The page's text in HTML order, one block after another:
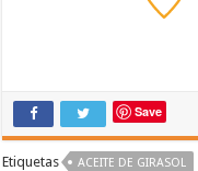
Save
Etiquetas ACEITE DE GIRASOL